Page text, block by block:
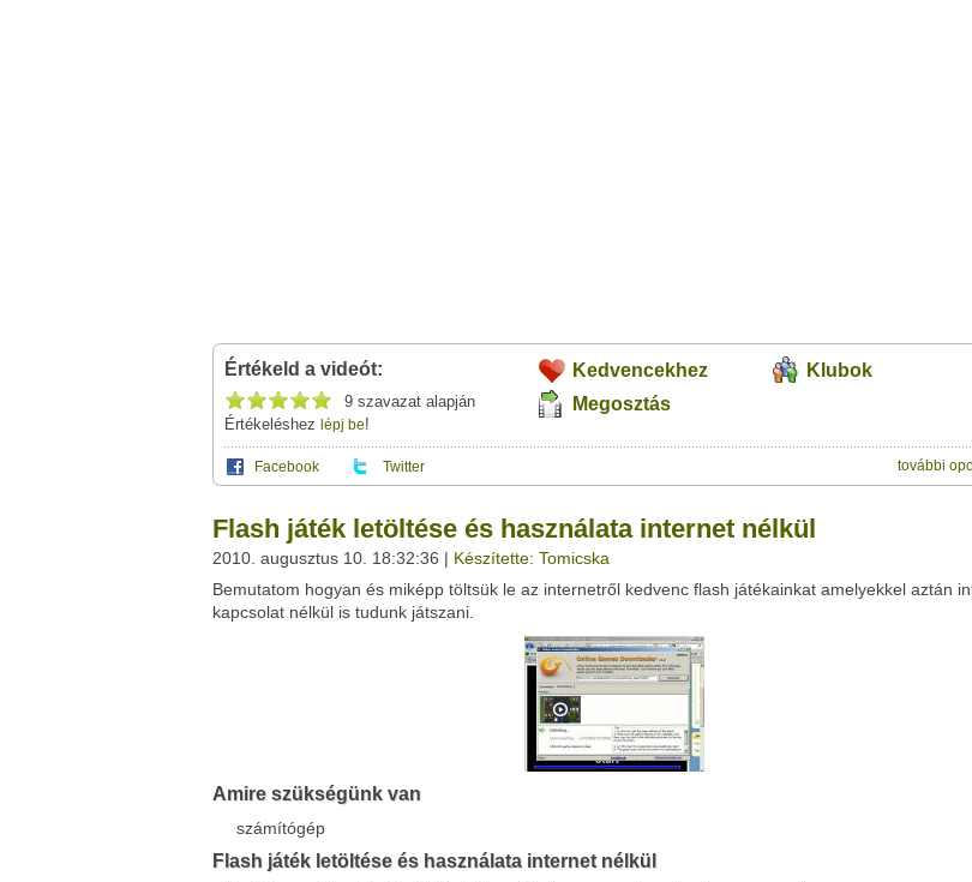
Értékeld a videót:
9 szavazat alapján
Értékeléshez lépj be!
Kedvencekhez
Klubok
Megosztás
Facebook Twitter további
saját leveleződet
,vagy ezt a felületet:
Neved:
E-mail címed:
Üzenet (opcionális):
Google
Del.icio.us
Ez a videó nem még nem tartozik egy klubhoz sem.
Ha van egy kis időd,nézz szét meglévő klubjaink között!
Flash játék letöltése és használata internet nélkül
2010. augusztus 10. 18:32:36 | Készítette: Tomicska
Bemutatom hogyan és miképp töltsük le az internetről kedvenc flash játékainkat amelyekkel aztán
kapcsolat nélkül is tudunk játszani.
Amire szükségünk van
számítógép
Flash játék letöltése és használata internet nélkül